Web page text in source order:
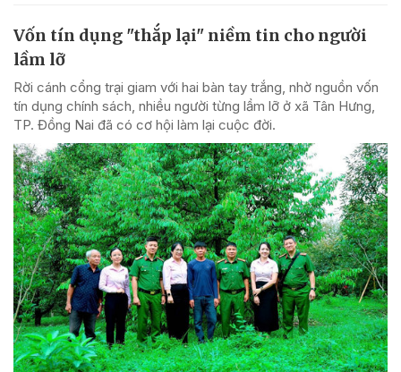
Vốn tín dụng "thắp lại" niềm tin cho người
lầm lỡ
Rời cánh cổng trại giam với hai bàn tay trắng, nhờ nguồn vốn
tín dụng chính sách, nhiều người từng lầm lỡ ở xã Tân Hưng,
TP. Đồng Nai đã có cơ hội làm lại cuộc đời.